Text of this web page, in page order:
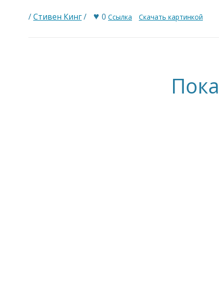
/Стивен Кинг/ ♥ 0 Ссылка Скачать картинкой